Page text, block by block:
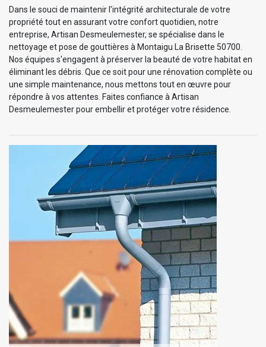
Dans le souci de maintenir l'intégrité architecturale de votre
propriété tout en assurant votre confort quotidien, notre
entreprise, Artisan Desmeulemester, se spécialise dans le
nettoyage et pose de gouttières à Montaigu La Brisette 50700.
Nos équipes s'engagent à préserver la beauté de votre habitat en
éliminant les débris. Que ce soit pour une rénovation complète ou
une simple maintenance, nous mettons tout en œuvre pour
répondre à vos attentes. Faites confiance à Artisan
Desmeulemester pour embellir et protéger votre résidence.